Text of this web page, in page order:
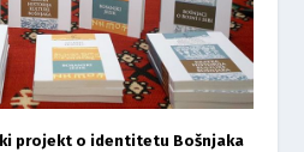
projekt o identitetu Bošnjaka